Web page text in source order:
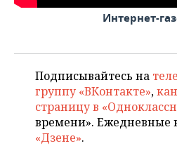
Интернет-
Подписывайтесь на
группу «ВКонтакте»,
страницу в
времени». Ежедневные
«Дзене».